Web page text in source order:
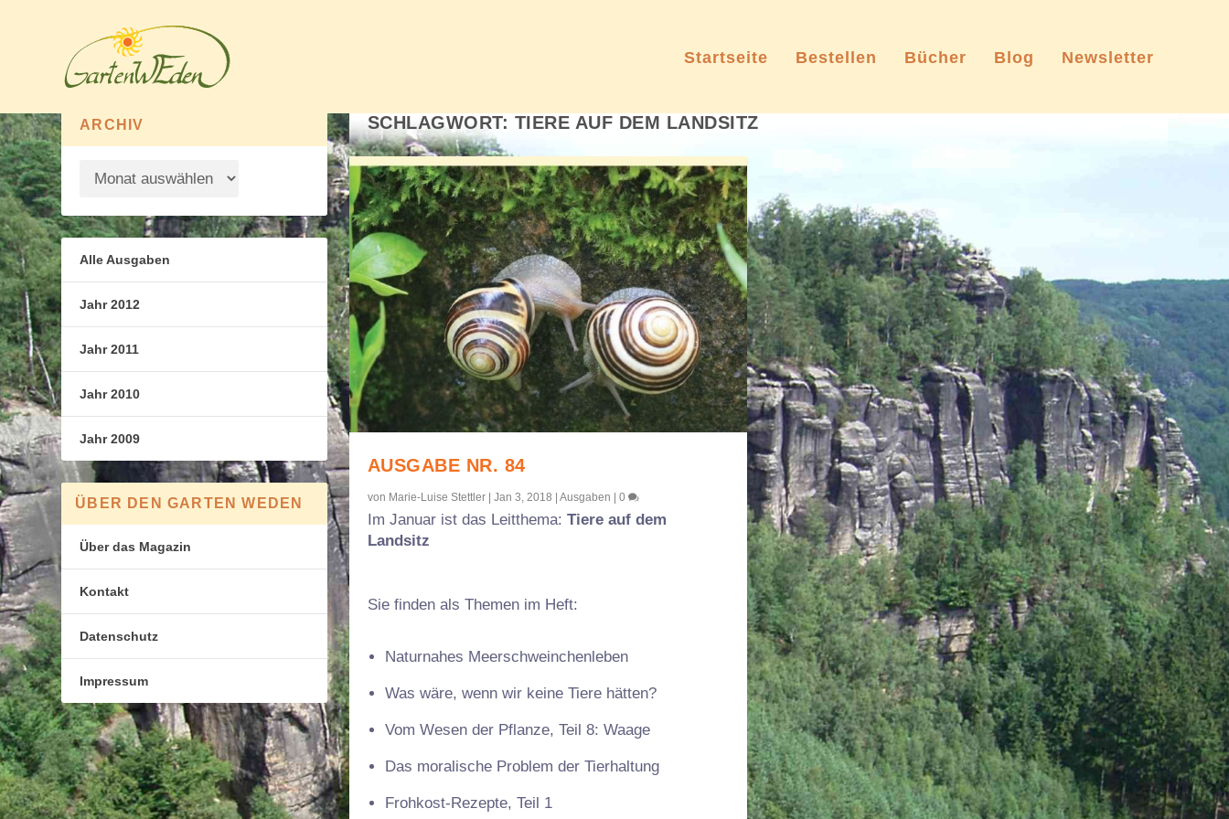
Startseite Bestellen Bücher Blog Newsletter
SCHLAGWORT: TIERE AUF DEM LANDSITZ
AUSGABE NR. 84
von Marie-Luise Stettler| Jan 3, 2018 | Ausgaben | 0
Im Januar ist das Leitthema: Tiere auf dem
Landsitz
Sie finden als Themen im Heft:
Naturnahes Meerschweinchenleben
Was wäre, wenn wir keine Tiere hätten?
Vom Wesen der Pflanze, Teil 8: Waage
Das moralische Problem der Tierhaltung
Frohkost-Rezepte, Teil 1
ARCHIV
Alle Ausgaben
Jahr 2012
Jahr 2011
Jahr 2010
Jahr 2009
ÜBER DEN GARTEN WEDEN
Über das Magazin
Kontakt
Datenschutz
Impressum